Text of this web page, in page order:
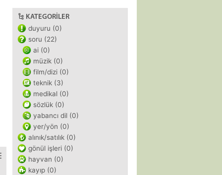
KATEGORILER
duyuru (0)
soru (22)
ai (0)
müzik (0)
film/dizi (0)
teknik (3)
medikal (0)
sözlük (0)
yabancı dil (0)
yer/yön (0)
alınık/satılık (0)
gönül işleri (0)
hayvan (0)
kayıp (0)